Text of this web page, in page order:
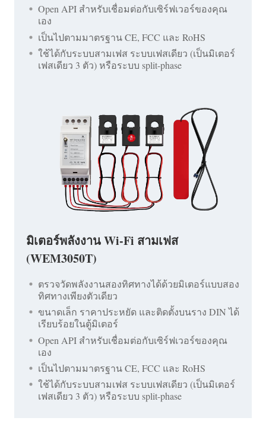
Open API สำหรับเชื่อมต่อกับเซิร์ฟเวอร์ของคุณ
เอง
เป็นไปตามมาตรฐาน CE, FCC และ RoHS
ใช้ได้กับระบบสามเฟส ระบบเฟสเดียว (เป็นมิเตอร์
เฟสเดียว 3 ตัว) หรือระบบ split-phase
มิเตอร์พลังงาน Wi-Fi สามเฟส
(WEM3050T)
ตรวจวัดพลังงานสองทิศทางได้ด้วยมิเตอร์แบบสอง
ทิศทางเพียงตัวเดียว
ขนาดเล็ก ราคาประหยัด และติดตั้งบนราง DIN ได้
เรียบร้อยในตู้มิเตอร์
Open API สำหรับเชื่อมต่อกับเซิร์ฟเวอร์ของคุณ
เอง
เป็นไปตามมาตรฐาน CE, FCC และ RoHS
ใช้ได้กับระบบสามเฟส ระบบเฟสเดียว (เป็นมิเตอร์
เฟสเดียว 3 ตัว) หรือระบบ split-phase